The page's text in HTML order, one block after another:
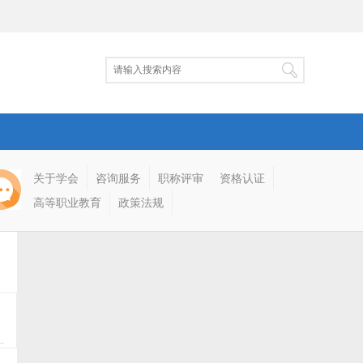
关于学会 咨询服务 职称评审
资格认证
高等职业教育
政策法规